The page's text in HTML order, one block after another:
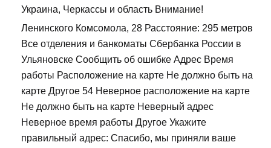
Украина, Черкассы и область Внимание!
Ленинского Комсомола, 28 Расстояние: 295 метров
Все отделения и банкоматы Сбербанка России в
Ульяновске Сообщить об ошибке Адрес Время
работы Расположение на карте Не должно быть на
карте Другое 54 Неверное расположение на карте
Не должно быть на карте Неверный адрес
Неверное время работы Другое Укажите
правильный адрес: Спасибо, мы приняли ваше